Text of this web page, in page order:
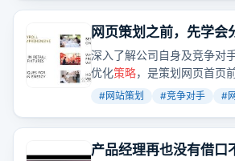
供长期答疑陪跑。适合对外
台卖家老鸟和B端卖家。学员
式多样，费用2199元。
网页策划之前，先学会
面！！
深入了解公司自身及竞争对
优化策略，是策划网页首页
竞争对手网页，不仅能发现
计趋势。
#网站策划 #竞争对手 #
产品经理再也没有借口